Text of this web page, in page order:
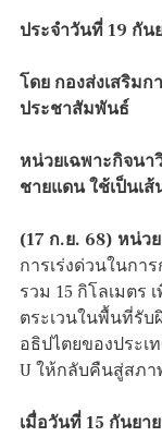
ประจำวันที่ 19 กัน
โดย กองส่งเสริม
ประชาสัมพันธ์
หน่วยเฉพาะกิจนา
ชายแดน ใช้เป็นเ
(17 ก.ย. 68) หน่ว
การเร่งด่วนในกา
รวม 15 กิโลเมตร
ตระเวนในพื้นที่รับ
อธิปไตยของประ
U ให้กลับคืนสู่สภา
เมื่อวันที่ 15 กันยา